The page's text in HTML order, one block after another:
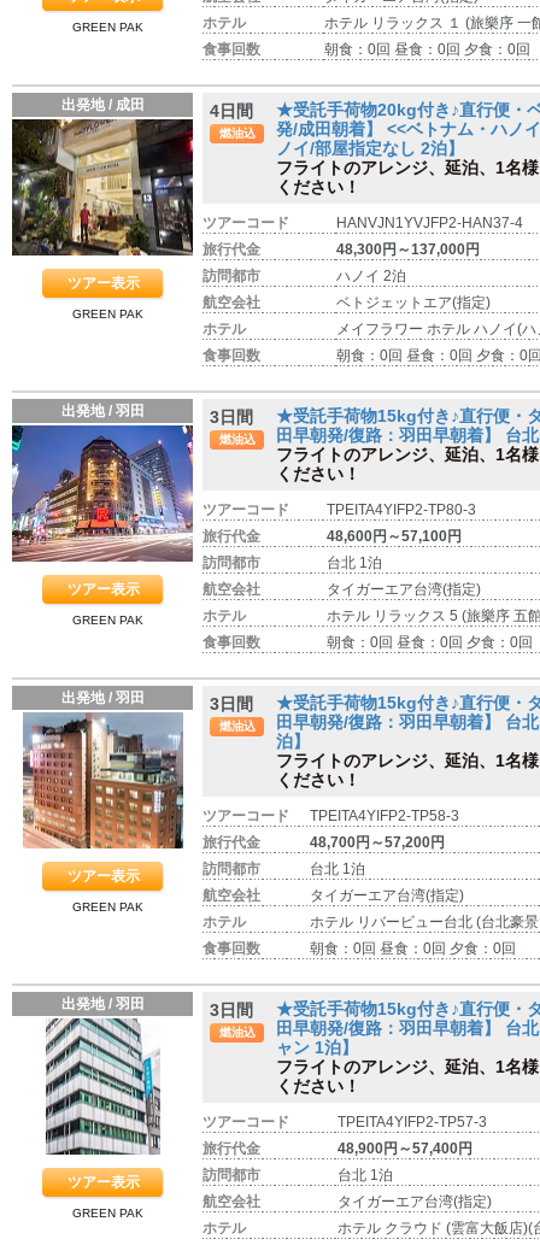
GREEN PAK
ホテル
ホテル リラックス １ (旅樂序 一
食事回数
朝食：0回 昼食：0回 夕食：0回
出発地 / 成田
ツアー表示
GREEN PAK
4日間
燃油込
★受託手荷物20kg付き♪直行便・
発/成田朝着】 <<ベトナム・ハノ
ノイ/部屋指定なし 2泊】
フライトのアレンジ、延泊、1名
ください！
ツアーコード
HANVJN1YVJFP2-HAN37-4
旅行代金
48,300円～137,000円
訪問都市
ハノイ 2泊
航空会社
ベトジェットエア(指定)
ホテル
メイフラワー ホテル ハノイ(ハ
食事回数
朝食：0回 昼食：0回 夕食：0
出発地 / 羽田
ツアー表示
GREEN PAK
3日間
燃油込
★受託手荷物15kg付き♪直行便・
田早朝発/復路：羽田早朝着】 台
フライトのアレンジ、延泊、1名
ください！
ツアーコード
TPEITA4YIFP2-TP80-3
旅行代金
48,600円～57,100円
訪問都市
台北 1泊
航空会社
タイガーエア台湾(指定)
ホテル
ホテル リラックス 5 (旅樂序 五
食事回数
朝食：0回 昼食：0回 夕食：0回
出発地 / 羽田
ツアー表示
GREEN PAK
3日間
燃油込
★受託手荷物15kg付き♪直行便・
田早朝発/復路：羽田早朝着】 台
泊】
フライトのアレンジ、延泊、1名
ください！
ツアーコード
TPEITA4YIFP2-TP58-3
旅行代金
48,700円～57,200円
訪問都市
台北 1泊
航空会社
タイガーエア台湾(指定)
ホテル
ホテル リバービュー台北 (台北豪
食事回数
朝食：0回 昼食：0回 夕食：0回
出発地 / 羽田
ツアー表示
GREEN PAK
3日間
燃油込
★受託手荷物15kg付き♪直行便・
田早朝発/復路：羽田早朝着】 台
ャン 1泊】
フライトのアレンジ、延泊、1名
ください！
ツアーコード
TPEITA4YIFP2-TP57-3
旅行代金
48,900円～57,400円
訪問都市
台北 1泊
航空会社
タイガーエア台湾(指定)
ホテル
ホテル クラウド (雲富大飯店)(